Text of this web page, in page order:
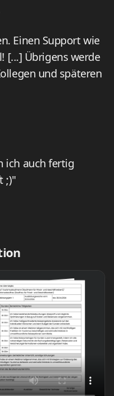
Einen Support wie
[...] Übrigens werde
und späteren
ich auch fertig
;)"